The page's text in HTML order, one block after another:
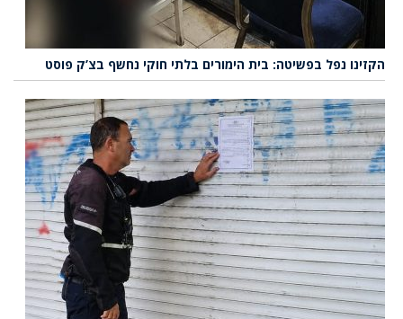
הקזינו נפל בפשיטה: בית הימורים בלתי חוקי נחשף בצ’ק פוסט